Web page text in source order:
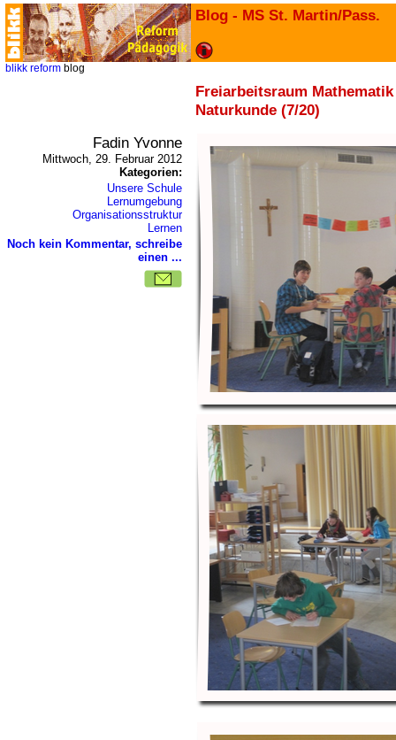
Blog - MS St. Martin/Pass.
blikk reform blog
Freiarbeitsraum
Naturkunde (7/20)
Fadin Yvonne
Mittwoch, 29. Februar 2012
Kategorien:
Unsere Schule
Lernumgebung
Organisationsstruktur
Lernen
Noch kein Kommentar, schreibe
einen ...